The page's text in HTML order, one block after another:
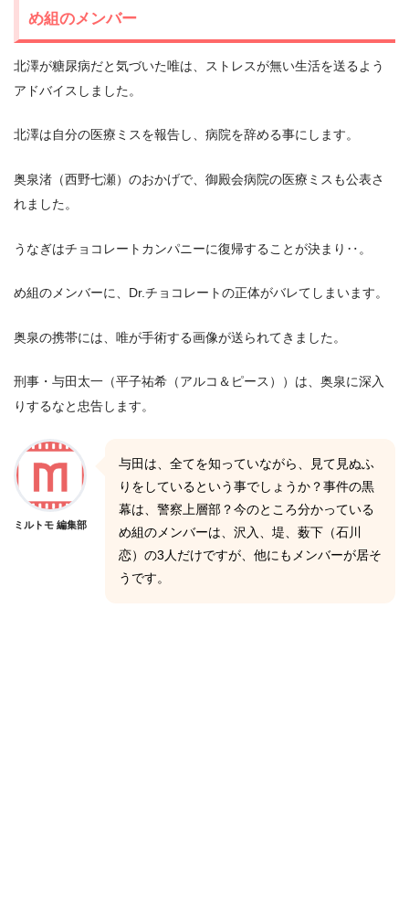
め組のメンバー
北澤が糖尿病だと気づいた唯は、ストレスが無い生活を送るよう
アドバイスしました。
北澤は自分の医療ミスを報告し、病院を辞める事にします。
奥泉渚（西野七瀬）のおかげで、御殿会病院の医療ミスも公表さ
れました。
うなぎはチョコレートカンパニーに復帰することが決まり‥。
め組のメンバーに、Dr.チョコレートの正体がバレてしまいます。
奥泉の携帯には、唯が手術する画像が送られてきました。
刑事・与田太一（平子祐希（アルコ＆ピース））は、奥泉に深入
りするなと忠告します。
ミルトモ 編集部
与田は、全てを知っていながら、見て見ぬふ
りをしているという事でしょうか？事件の黒
幕は、警察上層部？今のところ分かっている
め組のメンバーは、沢入、堤、薮下（石川
恋）の3人だけですが、他にもメンバーが居そ
うです。